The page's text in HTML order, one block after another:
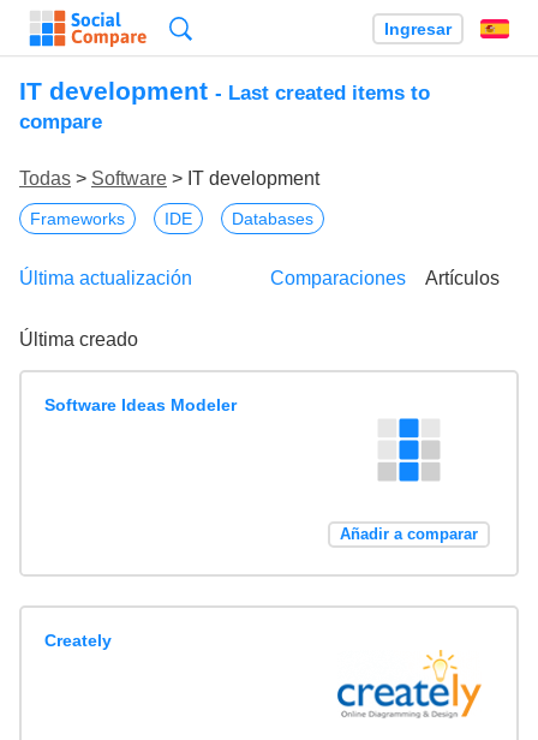
Ingresar
IT development - Last created items to
compare
Todas > Software > IT development
Frameworks IDE Databases
Última actualización
Última creado
Comparaciones Artículos
Software Ideas Modeler
Añadir a comparar
Creately